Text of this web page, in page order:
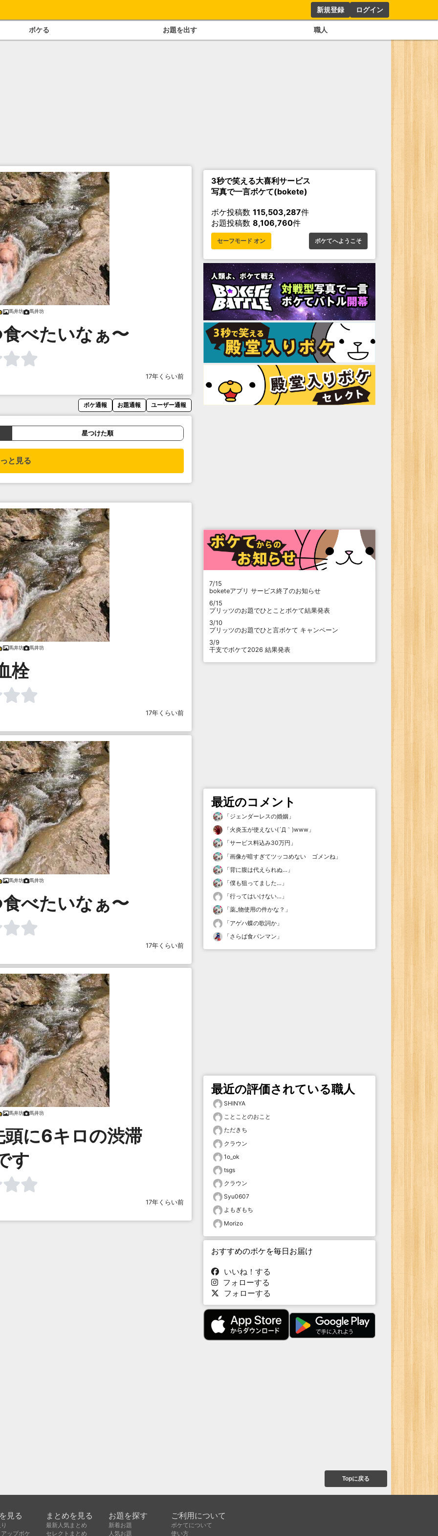
新規登録 ログイン
ボケる お題を出す 職人
馬井坊 馬井坊
べたいなぁ〜
17年くらい前
ボケ通報 お題通報 ユーザー通報
星つけた順
と見る
馬井坊 馬井坊
栓
17年くらい前
馬井坊 馬井坊
べたいなぁ〜
17年くらい前
馬井坊 馬井坊
に6キロの渋滞
す
17年くらい前
3秒で笑える大喜利サービス
写真で一言ボケて(bokete)
ボケ投稿数 115,503,287件
お題投稿数 8,106,760件
セーフモード オン ボケてへようこそ
7/15
boketeアプリ サービス終了のお知らせ
6/15
プリッツのお題でひとことボケて結果発表
3/10
プリッツのお題でひと言ボケて キャンペーン
3/9
干支でボケて2026 結果発表
最近のコメント
「ジェンダーレスの婚姻 」
「火炎玉が使えない(´Д｀)www 」
「サービス料込み30万円 」
「画像が暗すぎてツッコめない ゴメンね 」
「背に腹は代えられぬ… 」
「僕も狙ってました… 」
「行ってはいけない… 」
「薬_物使用の件かな？ 」
「アゲハ蝶の歌詞か 」
「さらば食パンマン 」
最近の評価されている職人
SHINYA
ことことのおこと
ただきち
クラウン
1o_ok
tsgs
クラウン
Syu0607
よもぎもち
Morizo
おすすめのボケを毎日お届け
いいね！する
フォローする
フォローする
Topに戻る
見る
ップボケ
まとめを見る
最新人気まとめ
セレクトまとめ
お題を探す
新着お題
人気お題
ご利用について
ボケてについて
使い方